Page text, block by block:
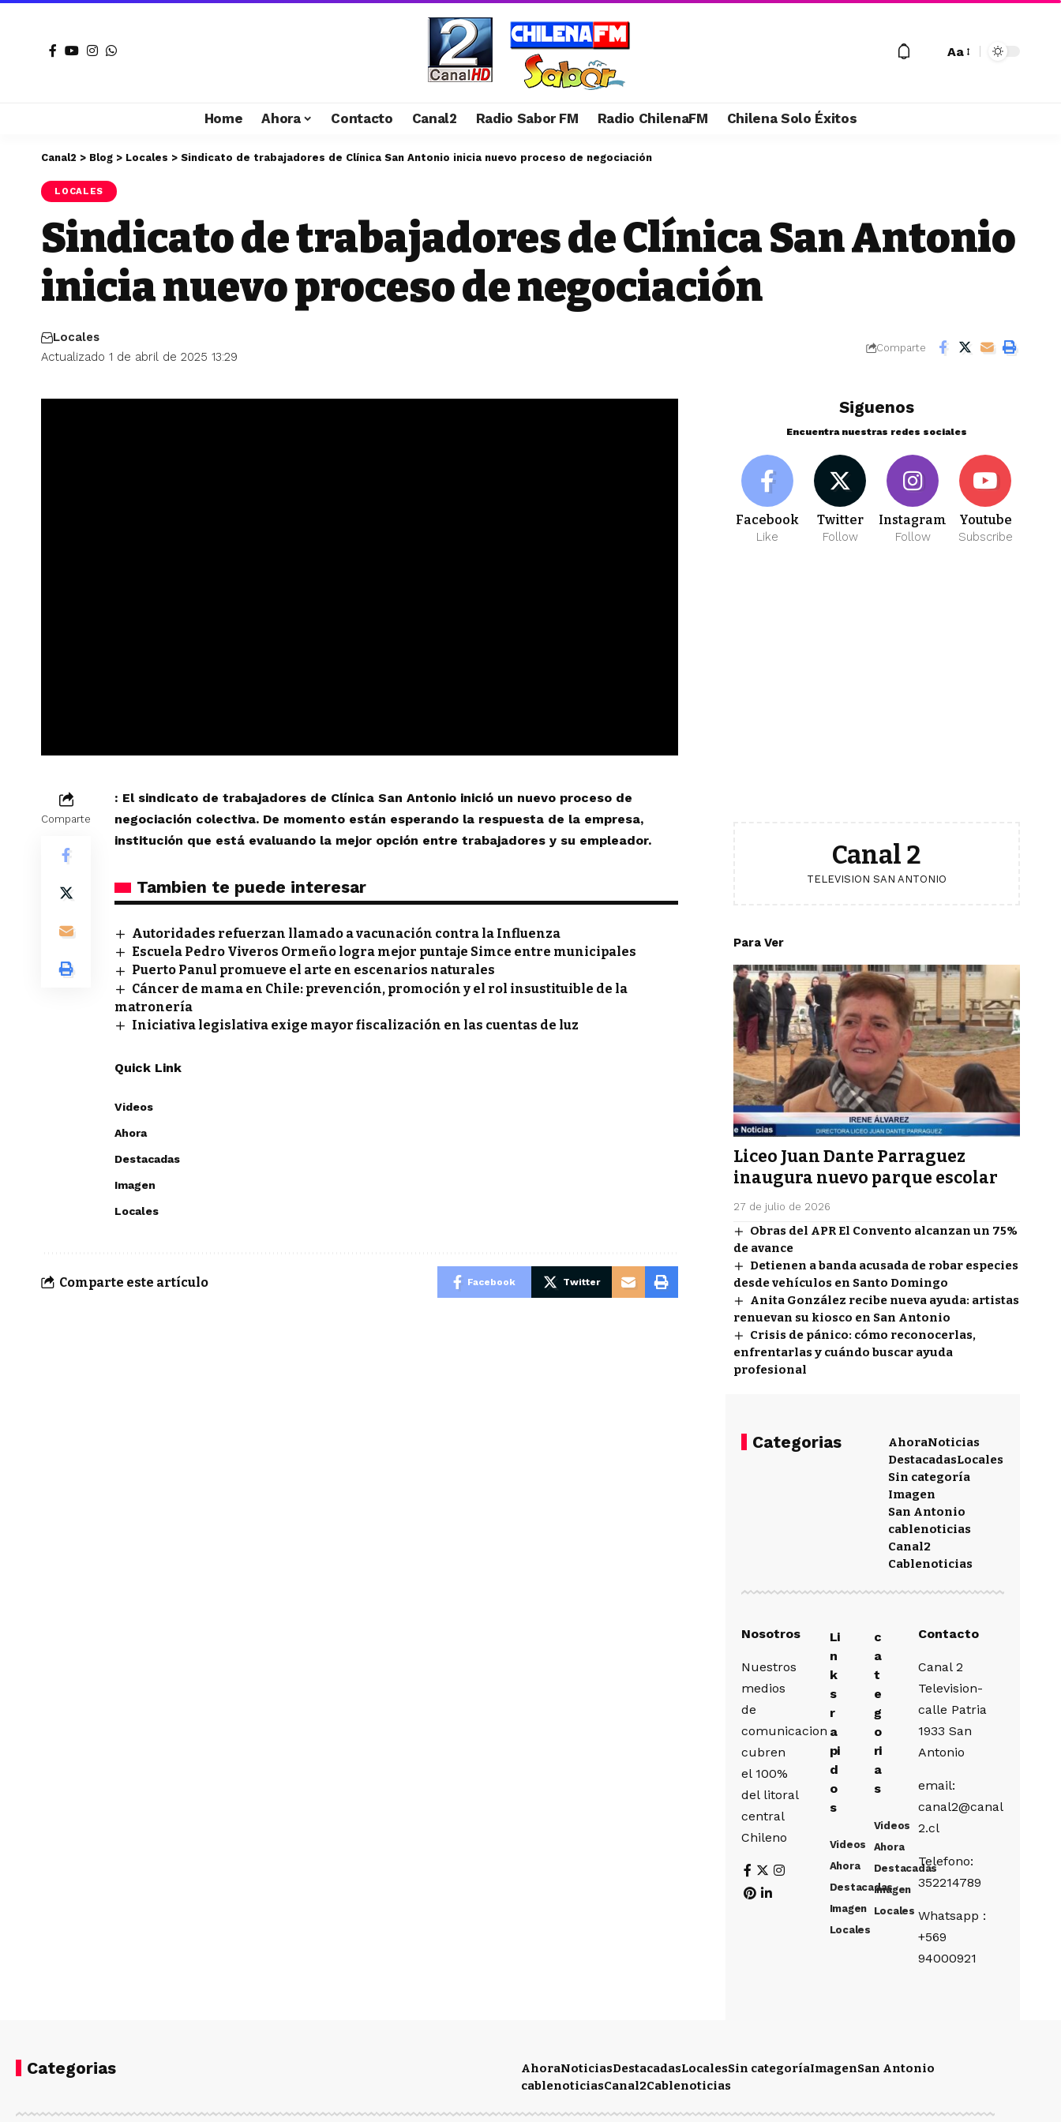
Aa
Home Ahora Contacto Canal2 Radio Sabor FM Radio ChilenaFM Chilena Solo Éxitos
Canal2 > Blog > Locales > Sindicato de trabajadores de Clínica San Antonio inicia nuevo proceso de negociación
LOCALES
Sindicato de trabajadores de Clínica San Antonio
inicia nuevo proceso de negociación
Actualizado 1 de abril de 2025 13:29
Locales
Comparte
Comparte
: El sindicato de trabajadores de Clínica San Antonio inició un nuevo proceso de
negociación colectiva. De momento están esperando la respuesta de la empresa,
institución que está evaluando la mejor opción entre trabajadores y su empleador.
Tambien te puede interesar
Autoridades refuerzan llamado a vacunación contra la Influenza
Escuela Pedro Viveros Ormeño logra mejor puntaje Simce entre municipales
Puerto Panul promueve el arte en escenarios naturales
Cáncer de mama en Chile: prevención, promoción y el rol insustituible de la
matronería
Iniciativa legislativa exige mayor fiscalización en las cuentas de luz
Quick Link
Videos
Ahora
Destacadas
Imagen
Locales
Comparte este artículo Facebook Twitter
Siguenos
Encuentra nuestras redes sociales
Facebook
Like
Twitter
Follow
Instagram
Follow
Youtube
Subscribe
Canal 2
TELEVISION SAN ANTONIO
Para Ver
Liceo Juan Dante Parraguez
inaugura nuevo parque escolar
27 de julio de 2026
Obras del APR El Convento alcanzan un 75%
de avance
Detienen a banda acusada de robar especies
desde vehículos en Santo Domingo
Anita González recibe nueva ayuda: artistas
renuevan su kiosco en San Antonio
Crisis de pánico: cómo reconocerlas,
enfrentarlas y cuándo buscar ayuda
profesional
Categorias AhoraNoticias
DestacadasLocales
Sin categoría
Imagen
San Antonio
cablenoticias
Canal2
Cablenoticias
Nosotros
Nuestros
medios
de
comunicacion
cubren
el 100%
del litoral
central
Chileno
Li
n
k
s
r
a
pi
d
o
s
Videos
Ahora
Destacadas
Imagen
Locales
c
a
t
e
g
o
ri
a
s
Videos
Ahora
Destacadas
Imagen
Locales
Contacto
Canal 2
Television-
calle Patria
1933 San
Antonio
email:
canal2@canal
2.cl
Telefono:
352214789
Whatsapp :
+569
94000921
Categorias AhoraNoticiasDestacadasLocalesSin categoríaImagenSan Antonio
cablenoticiasCanal2Cablenoticias